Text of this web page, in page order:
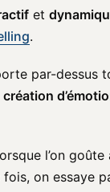
et
.
par-dessus
création
l’on
on essaye